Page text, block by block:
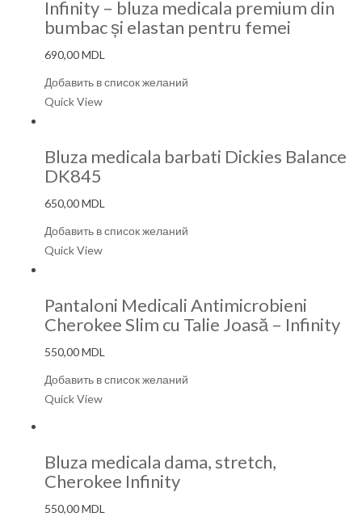
Infinity – bluza medicala premium din
bumbac și elastan pentru femei
690,00MDL
Добавить в список желаний
Quick View
Bluza medicala barbati Dickies Balance
DK845
650,00MDL
Добавить в список желаний
Quick View
Pantaloni Medicali Antimicrobieni
Cherokee Slim cu Talie Joasă – Infinity
550,00MDL
Добавить в список желаний
Quick View
Bluza medicala dama, stretch,
Cherokee Infinity
550,00MDL